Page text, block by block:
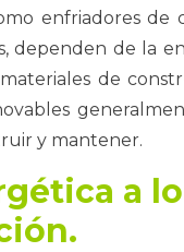
enfriadores de
dependen de la
de
y mantener.
a